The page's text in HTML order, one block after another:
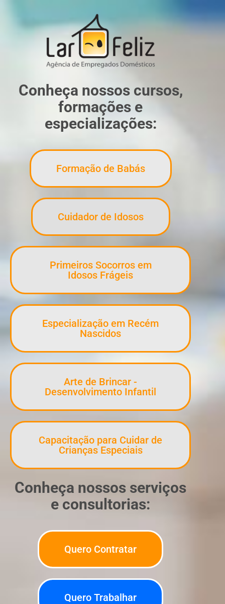
Conheça nossos cursos,
formações e
especializações:
Formação de Babás
Cuidador de Idosos
Primeiros Socorros em
Idosos Frágeis
Especialização em Recém
Nascidos
Arte de Brincar -
Desenvolvimento Infantil
Capacitação para Cuidar de
Crianças Especiais
Conheça nossos serviços
e consultorias:
Quero Contratar
Quero Trabalhar